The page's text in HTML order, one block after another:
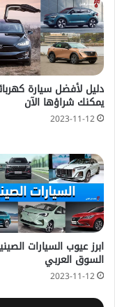
دليل لأفضل سيارة
يمكنك شراؤها الآن
2023-11-12
ابرز عيوب السيارات
السوق العربي
2023-11-12